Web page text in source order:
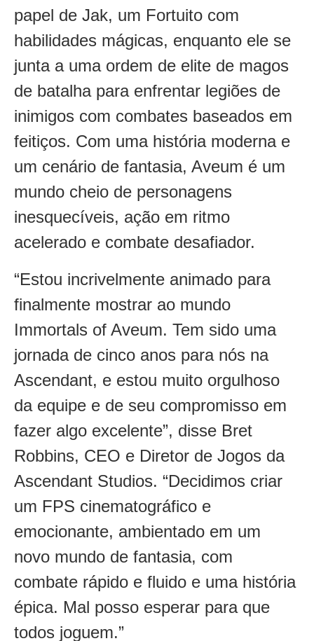
papel de Jak, um Fortuito com
habilidades mágicas, enquanto ele se
junta a uma ordem de elite de magos
de batalha para enfrentar legiões de
inimigos com combates baseados em
feitiços. Com uma história moderna e
um cenário de fantasia, Aveum é um
mundo cheio de personagens
inesquecíveis, ação em ritmo
acelerado e combate desafiador.
“Estou incrivelmente animado para
finalmente mostrar ao mundo
Immortals of Aveum. Tem sido uma
jornada de cinco anos para nós na
Ascendant, e estou muito orgulhoso
da equipe e de seu compromisso em
fazer algo excelente”, disse Bret
Robbins, CEO e Diretor de Jogos da
Ascendant Studios. “Decidimos criar
um FPS cinematográfico e
emocionante, ambientado em um
novo mundo de fantasia, com
combate rápido e fluido e uma história
épica. Mal posso esperar para que
todos joguem.”